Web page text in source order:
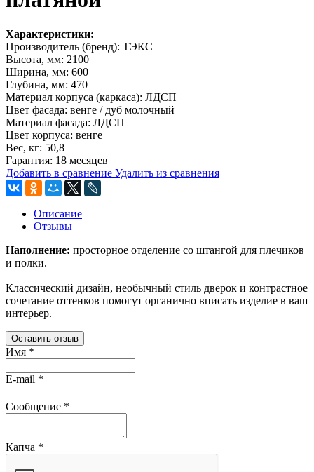
Характеристики:
Производитель (бренд): ТЭКС
Высота, мм: 2100
Ширина, мм: 600
Глубина, мм: 470
Материал корпуса (каркаса): ЛДСП
Цвет фасада: венге / дуб молочный
Материал фасада: ЛДСП
Цвет корпуса: венге
Вес, кг: 50,8
Гарантия: 18 месяцев
Добавить в сравнение Удалить из сравнения
Описание
Отзывы
Наполнение: просторное отделение со штангой для плечиков
и полки.
Классический дизайн, необычный стиль дверок и контрастное
сочетание оттенков помогут органично вписать изделие в ваш
интерьер.
Оставить отзыв
Имя *
E-mail *
Сообщение *
Капча *